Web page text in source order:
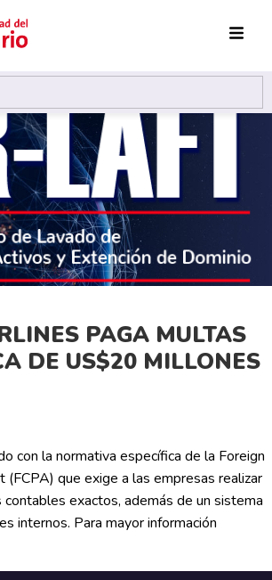
PAGA MULTAS
DE US$20 MILLONES
con la normativa específica de la Foreign
(FCPA) que exige a las empresas realizar
exactos, además de un sistema
internos. Para mayor información